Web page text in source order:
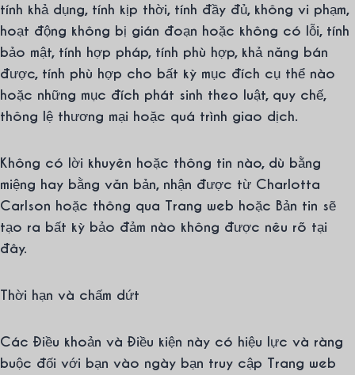
tính khả dụng, tính kịp thời, tính đầy đủ, không vi phạm,
hoạt động không bị gián đoạn hoặc không có lỗi, tính
bảo mật, tính hợp pháp, tính phù hợp, khả năng bán
được, tính phù hợp cho bất kỳ mục đích cụ thể nào
hoặc những mục đích phát sinh theo luật, quy chế,
thông lệ thương mại hoặc quá trình giao dịch.
Không có lời khuyên hoặc thông tin nào, dù bằng
miệng hay bằng văn bản, nhận được từ Charlotta
Carlson hoặc thông qua Trang web hoặc Bản tin sẽ
tạo ra bất kỳ bảo đảm nào không được nêu rõ tại
đây.
Thời hạn và chấm dứt
Các Điều khoản và Điều kiện này có hiệu lực và ràng
buộc đối với bạn vào ngày bạn truy cập Trang web